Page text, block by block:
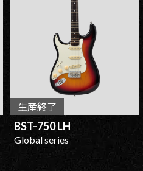
生産終了
BST-750 LH
Global series